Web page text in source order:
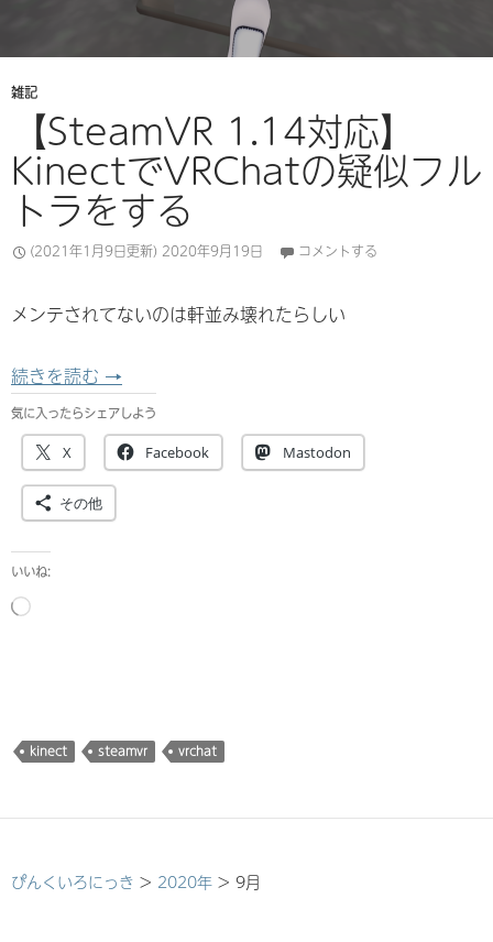
雑記
【SteamVR 1.14対応】
KinectでVRChatの疑似フル
トラをする
(2021年1月9日更新) 2020年9月19日 コメントする
メンテされてないのは軒並み壊れたらしい
続きを読む 【SteamVR 1.14対応】 KinectでVRChatの疑
→
気に入ったらシェアしよう
X Facebook Mastodon
その他
いいね:
読
kinect steamvr vrchat
ぴんくいろにっき > 2020年 > 9月